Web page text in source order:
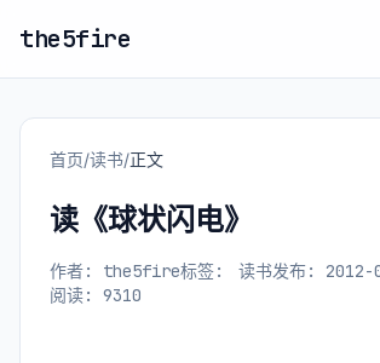
the5fire
首页/读书/正文
读《球状闪电》
作者: the5fire标签: 读书发布: 2012-
阅读: 9310